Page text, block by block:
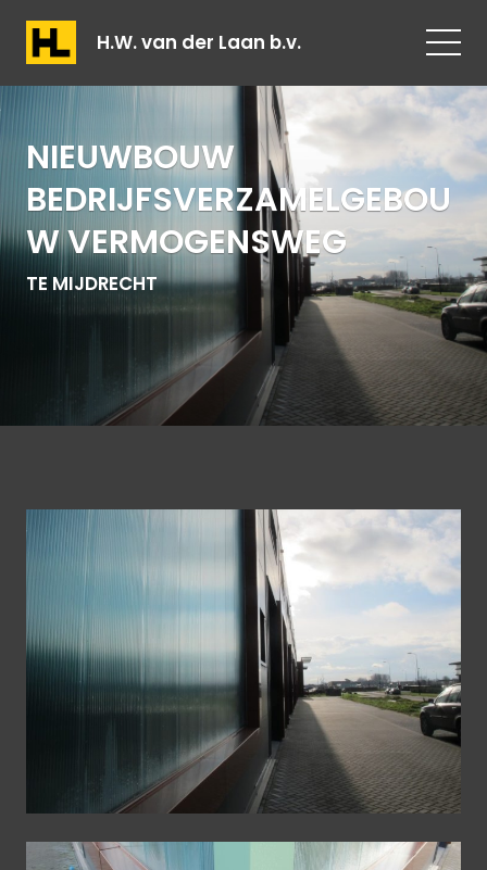
H.W. van der Laan b.v.
NIEUWBOUW
BEDRIJFSVERZAMELGEBOU
W VERMOGENSWEG
TE MIJDRECHT